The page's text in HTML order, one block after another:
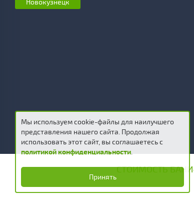
Мы используем cookie-файлы для наилучшего
представления нашего сайта. Продолжая
использовать этот сайт, вы соглашаетесь c
политикой конфиденциальности
Принять
СТОИМОСТЬ
Новокузнецк
©